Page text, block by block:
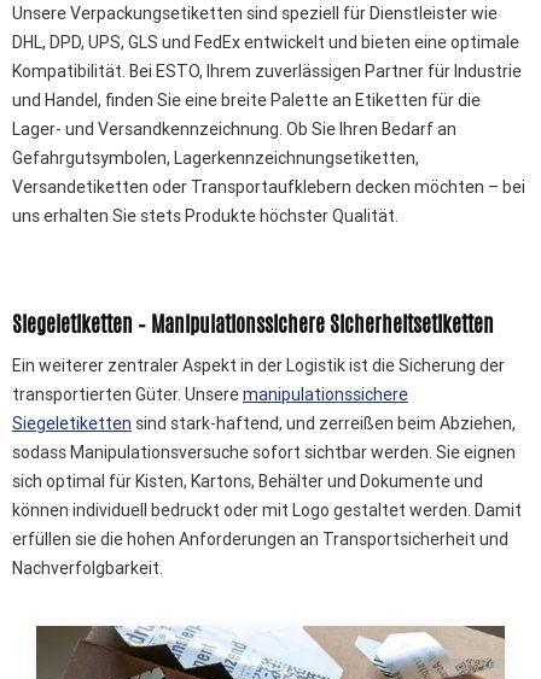
Unsere Verpackungsetiketten sind speziell für Dienstleister wie
DHL, DPD, UPS, GLS und FedEx entwickelt und bieten eine optimale
Kompatibilität. Bei ESTO, Ihrem zuverlässigen Partner für Industrie
und Handel, finden Sie eine breite Palette an Etiketten für die
Lager- und Versandkennzeichnung. Ob Sie Ihren Bedarf an
Gefahrgutsymbolen, Lagerkennzeichnungsetiketten,
Versandetiketten oder Transportaufklebern decken möchten – bei
uns erhalten Sie stets Produkte höchster Qualität.
Siegeletiketten – Manipulationssichere Sicherheitsetiketten
Ein weiterer zentraler Aspekt in der Logistik ist die Sicherung der
transportierten Güter. Unseremanipulationssichere
Siegeletiketten sind stark-haftend, und zerreißen beim Abziehen,
sodass Manipulationsversuche sofort sichtbar werden. Sie eignen
sich optimal für Kisten, Kartons, Behälter und Dokumente und
können individuell bedruckt oder mit Logo gestaltet werden. Damit
erfüllen sie die hohen Anforderungen an Transportsicherheit und
Nachverfolgbarkeit.